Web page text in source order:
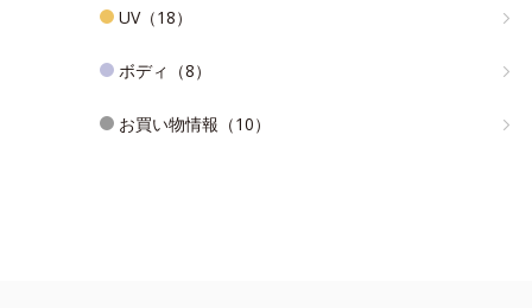
UV（18）
ボディ（8）
お買い物情報（10）